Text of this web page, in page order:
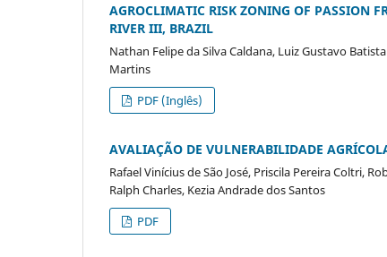
AGROCLIMATIC RISK ZONING OF PASSION
RIVER III, BRAZIL
Nathan Felipe da Silva Caldana, Luiz Gustavo
Martins
PDF (Inglês)
AVALIAÇÃO DE VULNERABILIDADE
Rafael Vinícius de São José, Priscila Pereira Coltri,
Ralph Charles, Kezia Andrade dos Santos
PDF